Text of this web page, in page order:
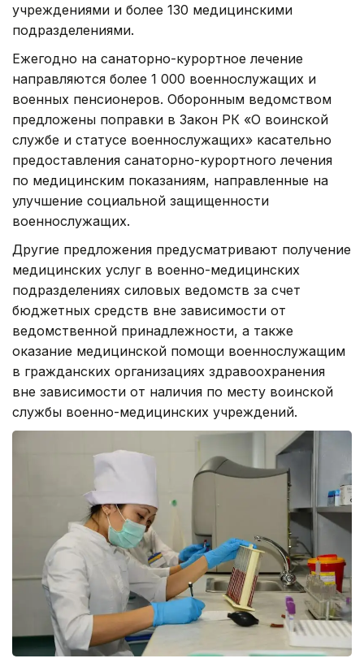
учреждениями и более 130 медицинскими
подразделениями.
Ежегодно на санаторно-курортное лечение
направляются более 1 000 военнослужащих и
военных пенсионеров. Оборонным ведомством
предложены поправки в Закон РК «О воинской
службе и статусе военнослужащих» касательно
предоставления санаторно-курортного лечения
по медицинским показаниям, направленные на
улучшение социальной защищенности
военнослужащих.
Другие предложения предусматривают получение
медицинских услуг в военно-медицинских
подразделениях силовых ведомств за счет
бюджетных средств вне зависимости от
ведомственной принадлежности, а также
оказание медицинской помощи военнослужащим
в гражданских организациях здравоохранения
вне зависимости от наличия по месту воинской
службы военно-медицинских учреждений.